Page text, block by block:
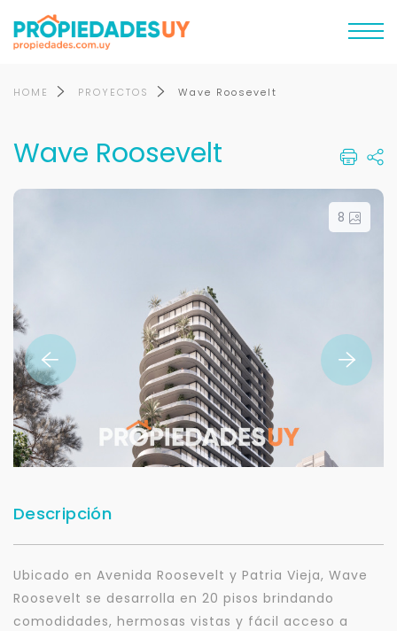
HOME PROYECTOS Wave Roosevelt
Wave Roosevelt
8
Descripción
Ubicado en Avenida Roosevelt y Patria Vieja, Wave
Roosevelt se desarrolla en 20 pisos brindando
comodidades, hermosas vistas y fácil acceso a